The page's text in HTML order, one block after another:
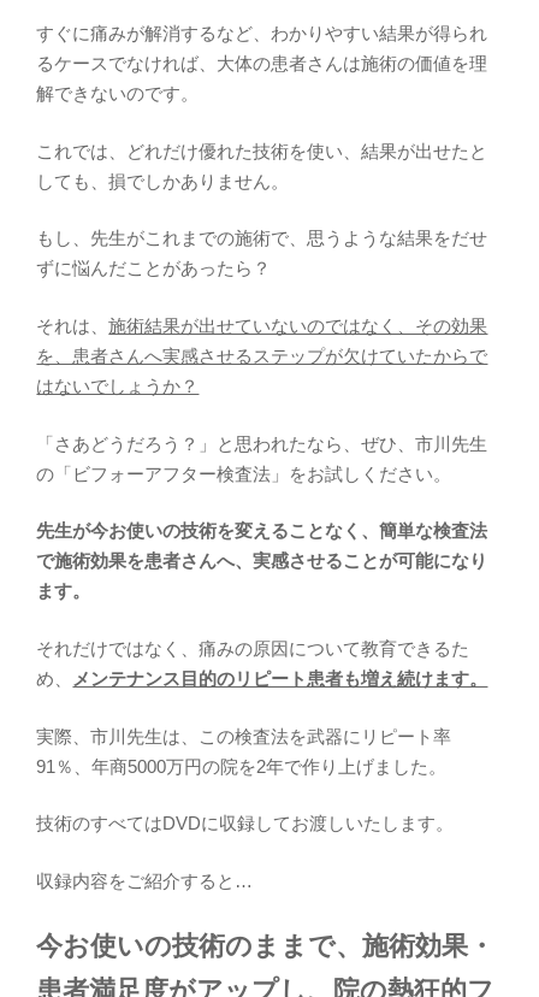
すぐに痛みが解消するなど、わかりやすい結果が得られ
るケースでなければ、大体の患者さんは施術の価値を理
解できないのです。
これでは、どれだけ優れた技術を使い、結果が出せたと
しても、損でしかありません。
もし、先生がこれまでの施術で、思うような結果をだせ
ずに悩んだことがあったら？
それは、施術結果が出せていないのではなく、その効果
を、患者さんへ実感させるステップが欠けていたからで
はないでしょうか？
「さあどうだろう？」と思われたなら、ぜひ、市川先生
の「ビフォーアフター検査法」をお試しください。
先生が今お使いの技術を変えることなく、簡単な検査法
で施術効果を患者さんへ、実感させることが可能になり
ます。
それだけではなく、痛みの原因について教育できるた
め、
メンテナンス目的のリピート患者も増え続けます。
実際、市川先生は、この検査法を武器にリピート率
91％、年商5000万円の院を2年で作り上げました。
技術のすべてはDVDに収録してお渡しいたします。
収録内容をご紹介すると…
今お使いの技術のままで、施術効果・
患者満足度がアップし、院の熱狂的フ